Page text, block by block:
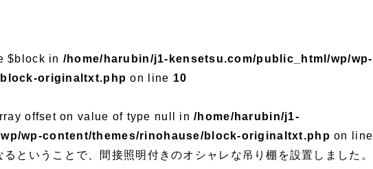
$block in /home/harubin/j1-kensetsu.com/public_html/wp/wp-
originaltxt.php on line 10
offset on value of type null in/home/harubin/j1-
wp-content/themes/rinohause/block-originaltxt.php on line
ということで、間接照明付きのオシャレな吊り棚を設置しました。